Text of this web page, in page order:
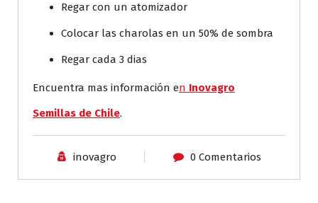
Regar con un atomizador
Colocar las charolas en un 50% de sombra
Regar cada 3 dias
Encuentra mas información en Inovagro
Semillas de Chile.
inovagro 0 Comentarios